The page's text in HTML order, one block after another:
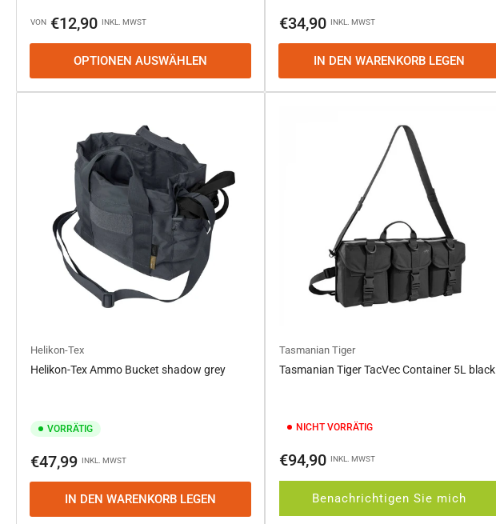
Normaler
VON €12,90 INKL. MWST
OPTIONEN AUSWÄHLEN
Normaler
€34,90 INKL. MWST
IN DEN WARENKORB LEGEN
Helikon-Tex
Helikon-Tex Ammo Bucket shadow grey
VORRÄTIG
Normaler
€47,99 INKL. MWST
IN DEN WARENKORB LEGEN
Tasmanian Tiger
Tasmanian Tiger TacVec Container 5L black
NICHT VORRÄTIG
Normaler
€94,90 INKL. MWST
Benachrichtigen Sie mich